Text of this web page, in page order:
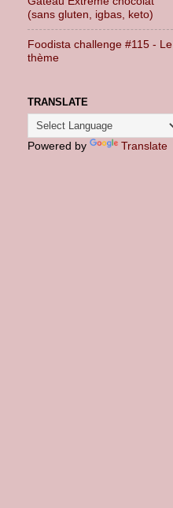
(sans gluten, igbas, keto)
Foodista challenge #115 - Le
thème
TRANSLATE
Powered by Translate